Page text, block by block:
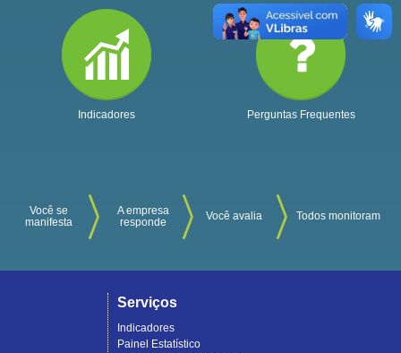
Indicadores Perguntas Frequentes
Você se
manifesta
A empresa
responde
Você avalia Todos monitoram
Serviços
Indicadores
Painel Estatístico